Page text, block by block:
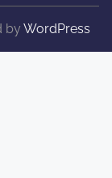
by WordPress